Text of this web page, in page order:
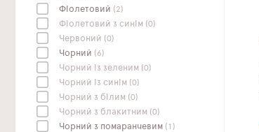
Фіолетовий (2)
Фіолетовий з синім (0)
Червоний (0)
Чорний (6)
Чорний із зеленим (0)
Чорний із синім (0)
Чорний з білим (0)
Чорний з блакитним (0)
Чорний з помаранчевим (1)